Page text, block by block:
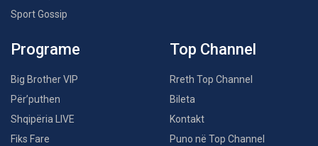
Sport Gossip
Programe
Big Brother VIP
Për’puthen
Shqipëria LIVE
Fiks Fare
Top Channel
Rreth Top Channel
Bileta
Kontakt
Puno në Top Channel